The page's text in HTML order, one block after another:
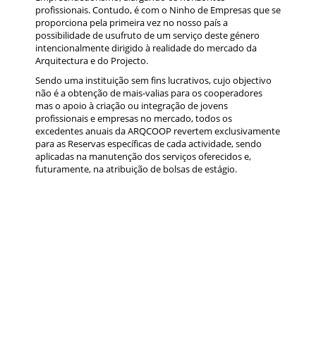
profissionais. Contudo, é com o Ninho de Empresas que se
proporciona pela primeira vez no nosso país a
possibilidade de usufruto de um serviço deste género
intencionalmente dirigido à realidade do mercado da
Arquitectura e do Projecto.
Sendo uma instituição sem fins lucrativos, cujo objectivo
não é a obtenção de mais-valias para os cooperadores
mas o apoio à criação ou integração de jovens
profissionais e empresas no mercado, todos os
excedentes anuais da ARQCOOP revertem exclusivamente
para as Reservas específicas de cada actividade, sendo
aplicadas na manutenção dos serviços oferecidos e,
futuramente, na atribuição de bolsas de estágio.